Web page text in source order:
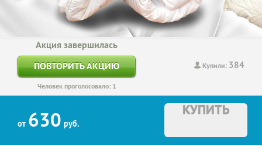
Купили: 384
Акция завершилась
ПОВТОРИТЬ АКЦИЮ
Человек проголосовало: 1
от 630 руб.
КУПИТЬ